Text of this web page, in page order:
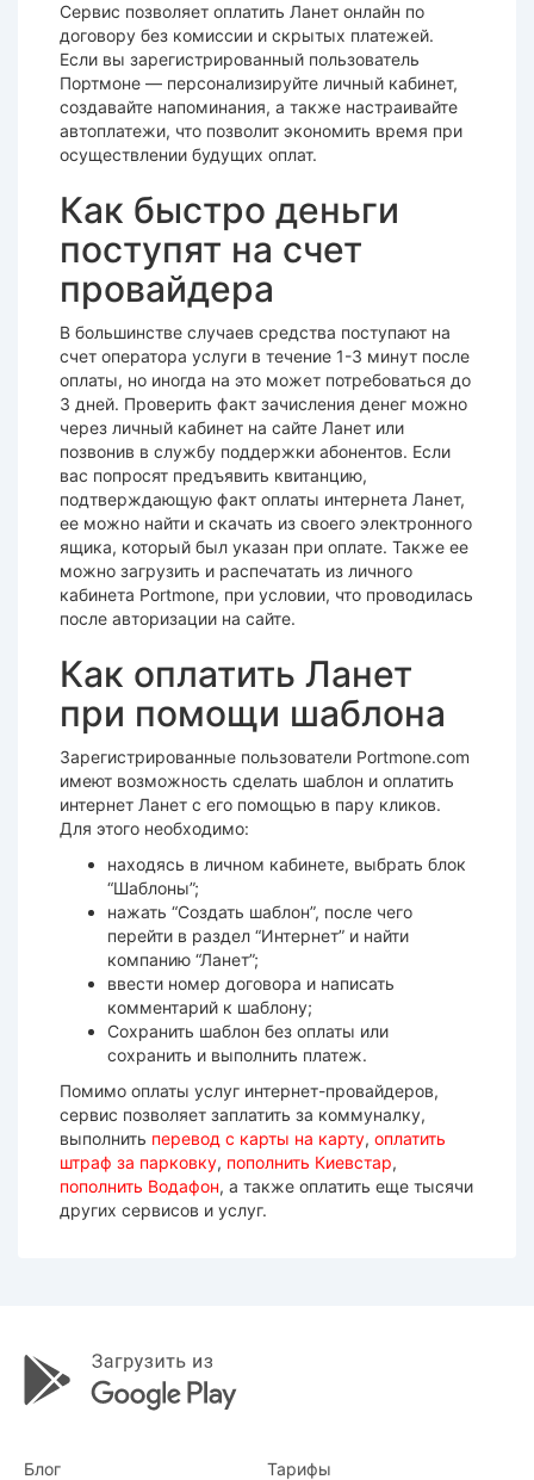
Сервис позволяет оплатить Ланет онлайн по
договору без комиссии и скрытых платежей.
Если вы зарегистрированный пользователь
Портмоне — персонализируйте личный кабинет,
создавайте напоминания, а также настраивайте
автоплатежи, что позволит экономить время при
осуществлении будущих оплат.
Как быстро деньги
поступят на счет
провайдера
В большинстве случаев средства поступают на
счет оператора услуги в течение 1-3 минут после
оплаты, но иногда на это может потребоваться до
3 дней. Проверить факт зачисления денег можно
через личный кабинет на сайте Ланет или
позвонив в службу поддержки абонентов. Если
вас попросят предъявить квитанцию,
подтверждающую факт оплаты интернета Ланет,
ее можно найти и скачать из своего электронного
ящика, который был указан при оплате. Также ее
можно загрузить и распечатать из личного
кабинета Portmone, при условии, что проводилась
после авторизации на сайте.
Как оплатить Ланет
при помощи шаблона
Зарегистрированные пользователи Portmone.com
имеют возможность сделать шаблон и оплатить
интернет Ланет с его помощью в пару кликов.
Для этого необходимо:
находясь в личном кабинете, выбрать блок
“Шаблоны”;
нажать “Создать шаблон”, после чего
перейти в раздел “Интернет” и найти
компанию “Ланет”;
ввести номер договора и написать
комментарий к шаблону;
Сохранить шаблон без оплаты или
сохранить и выполнить платеж.
Помимо оплаты услуг интернет-провайдеров,
сервис позволяет заплатить за коммуналку,
выполнить перевод с карты на карту, оплатить
штраф за парковку, пополнить Киевстар,
пополнить Водафон, а также оплатить еще тысячи
других сервисов и услуг.
Блог Тарифы